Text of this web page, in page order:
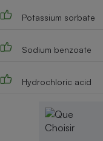
Potassium sorbate
Sodium benzoate
Hydrochloric acid